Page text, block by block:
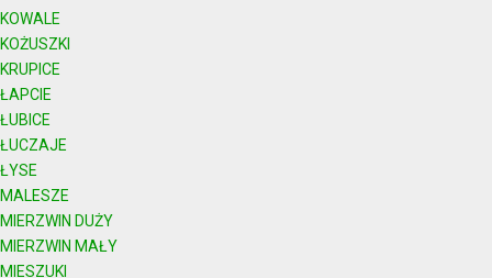
KOWALE
KOŻUSZKI
KRUPICE
ŁAPCIE
ŁUBICE
ŁUCZAJE
ŁYSE
MALESZE
MIERZWIN DUŻY
MIERZWIN MAŁY
MIESZUKI